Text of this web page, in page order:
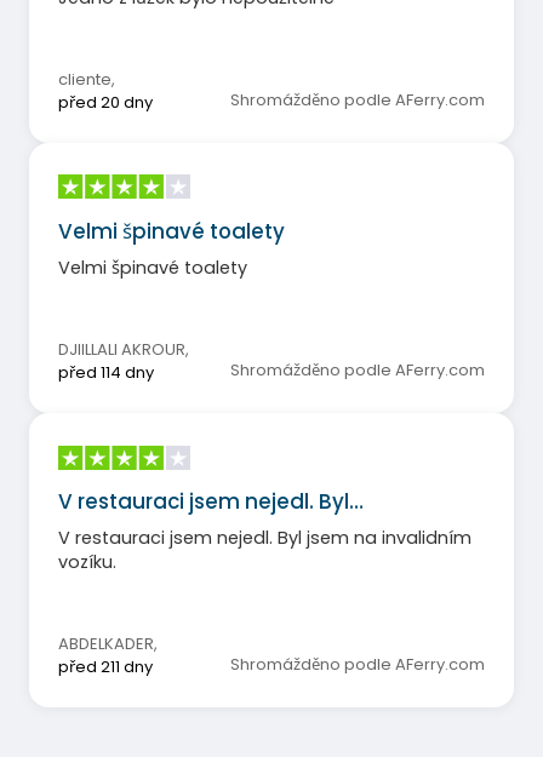
cliente,
před 20 dny
Shromážděno podle AFerry.com
Velmi špinavé toalety
Velmi špinavé toalety
DJIILLALI AKROUR,
před 114 dny
Shromážděno podle AFerry.com
V restauraci jsem nejedl. Byl…
V restauraci jsem nejedl. Byl jsem na invalidním
vozíku.
ABDELKADER,
před 211 dny
Shromážděno podle AFerry.com